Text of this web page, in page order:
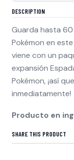
DESCRIPTION
Guarda hasta
Pokémon en
viene con un
expansión
Pokémon, ¡así
inmediatamente!
Producto en
SHARE THIS PRODUCT